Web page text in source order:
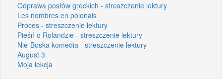
Odprawa posłów greckich - streszczenie lektury
Les nombres en polonais
Proces - streszczenie lektury
Pieśń o Rolandzie - streszczenie lektury
Nie-Boska komedia - streszczenie lektury
August 3
Moja lekcja